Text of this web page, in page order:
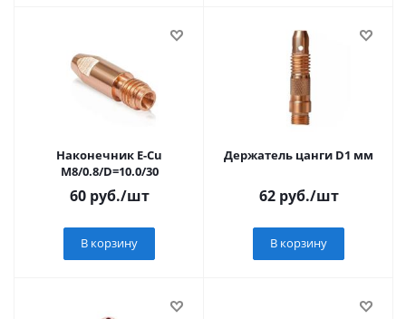
Наконечник E-Cu
M8/0.8/D=10.0/30
60руб./шт
В корзину
Держатель цанги D1 мм
62руб./шт
В корзину